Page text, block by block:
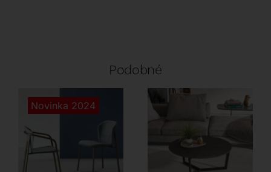
Podobné
Novinka 2024